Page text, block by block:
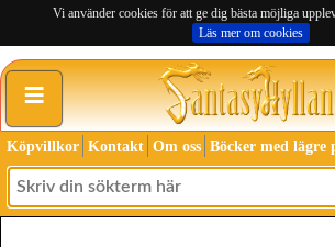
Vi använder cookies för att ge dig bästa möjliga
Läs mer om cookies
≡
Köpvillkor Kontakt Om oss Böcker med lägre